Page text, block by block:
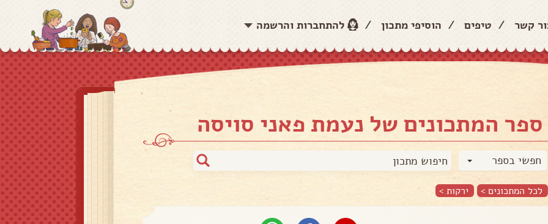
קשר / טיפים / הוסיפי מתכון / להתחברות והרשמה
ספר המתכונים של נעמת פאני סויסה
חפשי בספר
לכל המתכונים > ירקות >